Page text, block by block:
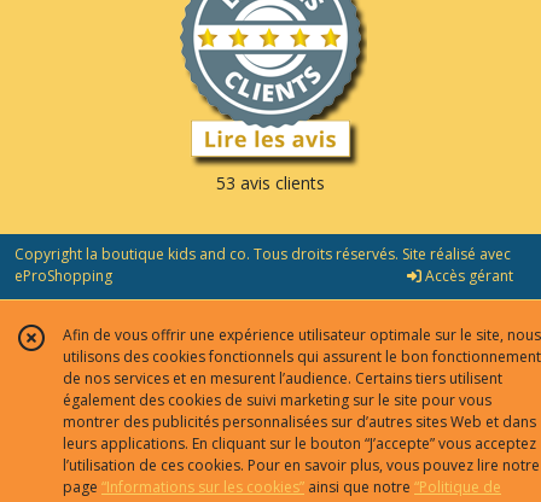
53 avis clients
Copyright la boutique kids and co. Tous droits réservés. Site réalisé avec
eProShopping
Accès gérant
Afin de vous offrir une expérience utilisateur optimale sur le site, nous
utilisons des cookies fonctionnels qui assurent le bon fonctionnement
de nos services et en mesurent l’audience. Certains tiers utilisent
également des cookies de suivi marketing sur le site pour vous
montrer des publicités personnalisées sur d’autres sites Web et dans
leurs applications. En cliquant sur le bouton “J’accepte” vous acceptez
l’utilisation de ces cookies. Pour en savoir plus, vous pouvez lire notre
page “Informations sur les cookies” ainsi que notre “Politique de